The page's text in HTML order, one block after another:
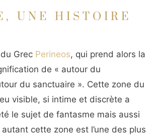
UNE HISTOIRE
Grec Perineos, qui prend alors la
de « autour du
du sanctuaire ». Cette zone du
visible, si intime et discrète a
le sujet de fantasme mais aussi
autant cette zone est l’une des plus